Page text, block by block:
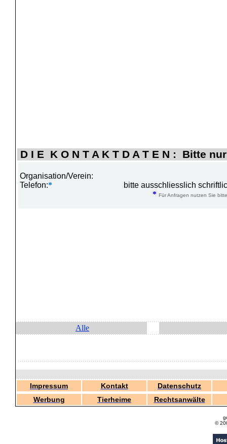
D I E K O N T A K T D A T E N : Bitte
Organisation/Verein:
Telefon:*
bitte ausschliesslich
* Für Anfragen nutzen Sie
Alle
Impressum Kontakt
Datenschutz
Werbung
Tierheime Rechtsanwälte
©